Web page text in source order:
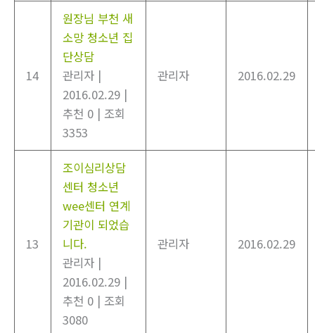
14
원장님 부천 새
소망 청소년 집
단상담
관리자 |
2016.02.29 |
추천 0 | 조회
3353
관리자 2016.02.29
13
조이심리상담
센터 청소년
wee센터 연계
기관이 되었습
니다.
관리자 |
2016.02.29 |
추천 0 | 조회
3080
관리자 2016.02.29